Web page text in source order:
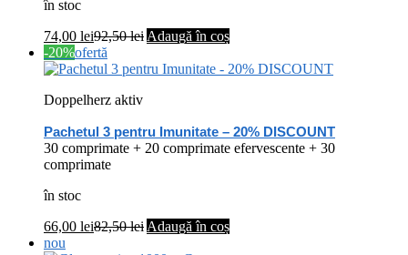
în stoc
74,00 lei92,50lei Adaugă în coș
-20%ofertă
Doppelherz aktiv
Pachetul 3 pentru Imunitate – 20% DISCOUNT
30 comprimate + 20 comprimate efervescente + 30
comprimate
în stoc
66,00 lei82,50lei Adaugă în coș
nou